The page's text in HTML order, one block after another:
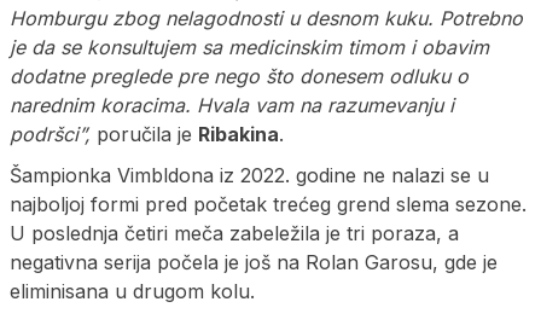
Homburgu zbog nelagodnosti u desnom kuku. Potrebno
je da se konsultujem sa medicinskim timom i obavim
dodatne preglede pre nego što donesem odluku o
narednim koracima. Hvala vam na razumevanju i
podršci”, poručila je Ribakina.
Šampionka Vimbldona iz 2022. godine ne nalazi se u
najboljoj formi pred početak trećeg grend slema sezone.
U poslednja četiri meča zabeležila je tri poraza, a
negativna serija počela je još na Rolan Garosu, gde je
eliminisana u drugom kolu.